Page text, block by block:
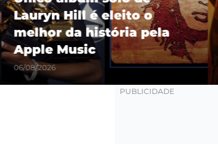
Lauryn Hill é eleito o
melhor da história pela
Apple Music
06/08/2026